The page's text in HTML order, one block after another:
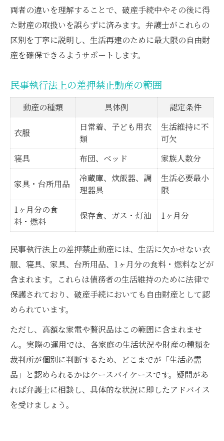
両者の違いを理解することで、破産手続中やその後に得
た財産の取扱いを誤らずに済みます。弁護士がこれらの
区別を丁寧に説明し、生活再建のために最大限の自由財
産を確保できるようサポートします。
民事執行法上の差押禁止動産の範囲
動産の種類 具体例 認定条件
衣服
日常着、子ども用衣
類
生活維持に不
可欠
寝具
布団、ベッド 家族人数分
家具・台所用品
冷蔵庫、炊飯器、調
理器具
生活必要最小
限
1ヶ月分の食
料・燃料
保存食、ガス・灯油 1ヶ月分
民事執行法上の差押禁止動産には、生活に欠かせない衣
服、寝具、家具、台所用品、1ヶ月分の食料・燃料などが
含まれます。これらは債務者の生活維持のために法律で
保護されており、破産手続においても自由財産として認
められています。
ただし、高額な家電や贅沢品はこの範囲に含まれませ
ん。実際の運用では、各家庭の生活状況や財産の種類を
裁判所が個別に判断するため、どこまでが「生活必需
品」と認められるかはケースバイケースです。疑問があ
れば弁護士に相談し、具体的な状況に即したアドバイス
を受けましょう。